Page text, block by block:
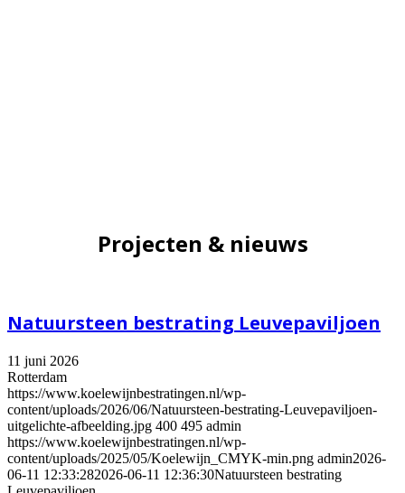
Projecten & nieuws
Natuursteen bestrating Leuvepaviljoen
11 juni 2026
Rotterdam
https://www.koelewijnbestratingen.nl/wp-
content/uploads/2026/06/Natuursteen-bestrating-Leuvepaviljoen-
uitgelichte-afbeelding.jpg 400 495 admin
https://www.koelewijnbestratingen.nl/wp-
content/uploads/2025/05/Koelewijn_CMYK-min.png admin2026-
06-11 12:33:282026-06-11 12:36:30Natuursteen bestrating